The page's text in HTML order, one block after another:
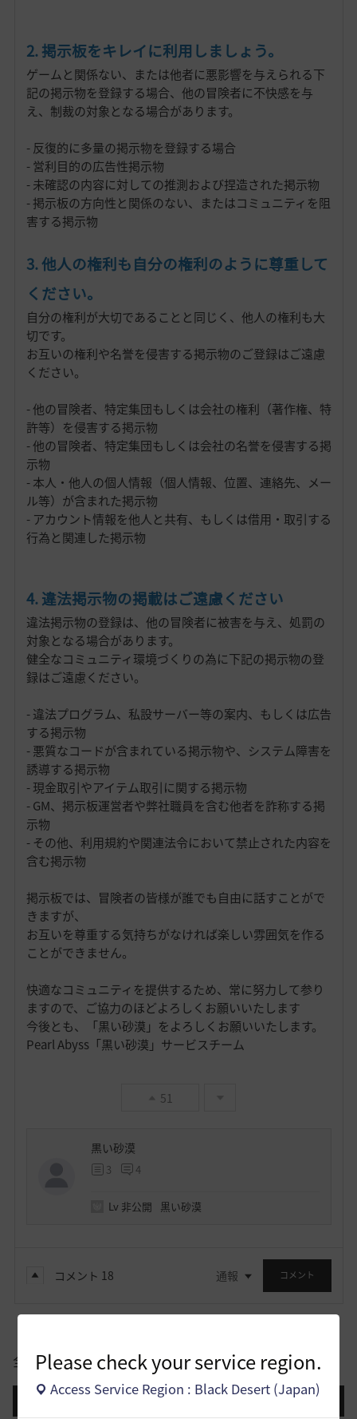
Please check your service region.
Access Service Region : Black Desert (Japan)
2. 掲示板をキレイに利用しましょう。
ゲームと関係ない、または他者に悪影響を与えられる下
記の掲示物を登録する場合、他の冒険者に不快感を与
え、制裁の対象となる場合があります。
- 反復的に多量の掲示物を登録する場合
- 営利目的の広告性掲示物
- 未確認の内容に対しての推測および捏造された掲示物
- 掲示板の方向性と関係のない、またはコミュニティを阻
害する掲示物
3. 他人の権利も自分の権利のように尊重して
ください。
自分の権利が大切であることと同じく、他人の権利も大
切です。
お互いの権利や名誉を侵害する掲示物のご登録はご遠慮
ください。
- 他の冒険者、特定集団もしくは会社の権利（著作権、特
許等）を侵害する掲示物
- 他の冒険者、特定集団もしくは会社の名誉を侵害する掲
示物
- 本人・他人の個人情報（個人情報、位置、連絡先、メー
ル等）が含まれた掲示物
- アカウント情報を他人と共有、もしくは借用・取引する
行為と関連した掲示物
4. 違法掲示物の掲載はご遠慮ください
違法掲示物の登録は、他の冒険者に被害を与え、処罰の
対象となる場合があります。
健全なコミュニティ環境づくりの為に下記の掲示物の登
録はご遠慮ください。
- 違法プログラム、私設サーバー等の案内、もしくは広告
する掲示物
- 悪質なコードが含まれている掲示物や、システム障害を
誘導する掲示物
- 現金取引やアイテム取引に関する掲示物
- GM、掲示板運営者や弊社職員を含む他者を詐称する掲
示物
- その他、利用規約や関連法令において禁止された内容を
含む掲示物
掲示板では、冒険者の皆様が誰でも自由に話すことがで
きますが、
お互いを尊重する気持ちがなければ楽しい雰囲気を作る
ことができません。
快適なコミュニティを提供するため、常に努力して参り
ますので、ご協力のほどよろしくお願いいたします
今後とも、「黒い砂漠」をよろしくお願いいたします。
Pearl Abyss「黒い砂漠」サービスチーム
51
黒い砂漠
3 4
Lv 非公開 黒い砂漠
コメント 18 通報 コメント
全体
話題順